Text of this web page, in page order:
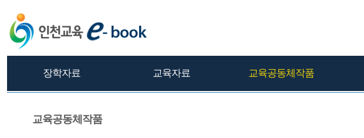
장학자료 교육자료 교육공동체작품
교육공동체작품